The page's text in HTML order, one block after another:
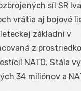
síl SR
vrátia aj bojové
základni v
z
NATO. Stála
34 miliónov a